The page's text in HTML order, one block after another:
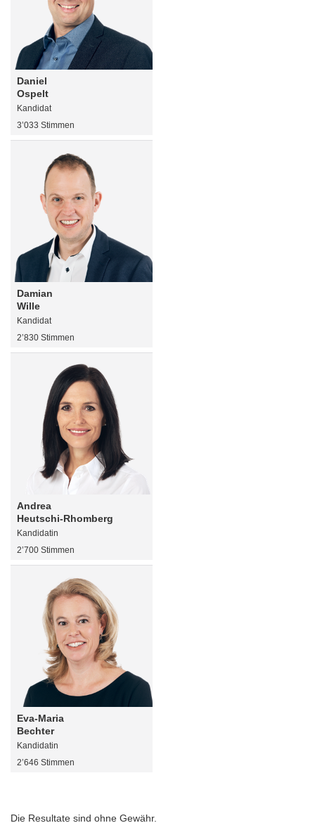
Daniel
Ospelt
Kandidat
3’033 Stimmen
Damian
Wille
Kandidat
2’830 Stimmen
Andrea
Heutschi-Rhomberg
Kandidatin
2’700 Stimmen
Eva-Maria
Bechter
Kandidatin
2’646 Stimmen
Die Resultate sind ohne Gewähr.